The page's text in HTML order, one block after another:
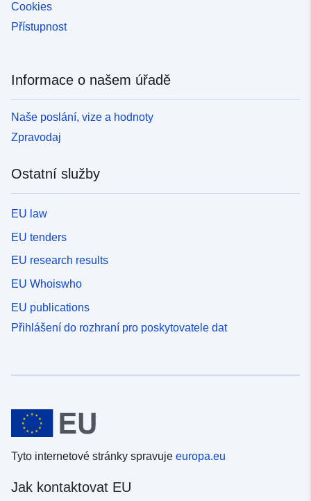
Cookies
Přístupnost
Informace o našem úřadě
Naše poslání, vize a hodnoty
Zpravodaj
Ostatní služby
EU law
EU tenders
EU research results
EU Whoiswho
EU publications
Přihlášení do rozhraní pro poskytovatele dat
Tyto internetové stránky spravuje europa.eu
Jak kontaktovat EU